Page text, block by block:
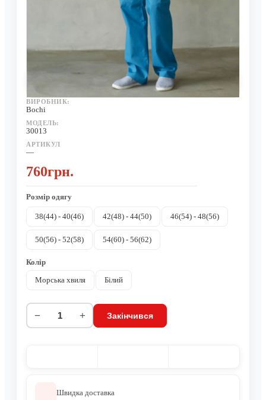
Нема в наявності
ВИРОБНИК:
Bochi
МОДЕЛЬ:
30013
АРТИКУЛ
—
760грн.
Розмір одягу
38(44) - 40(46) 42(48) - 44(50) 46(54) - 48(56)
50(56) - 52(58) 54(60) - 56(62)
Колір
Морська хвиля
Білий
− + Закінчився
Швидка доставка